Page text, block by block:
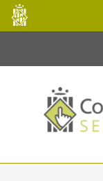
Salta al contingut
Consell
de
Mallorca